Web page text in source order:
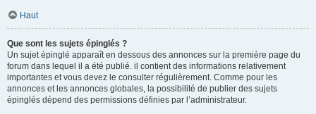
Haut
Que sont les sujets épinglés ?
Un sujet épinglé apparaît en dessous des annonces sur la première page du
forum dans lequel il a été publié. il contient des informations relativement
importantes et vous devez le consulter régulièrement. Comme pour les
annonces et les annonces globales, la possibilité de publier des sujets
épinglés dépend des permissions définies par l’administrateur.